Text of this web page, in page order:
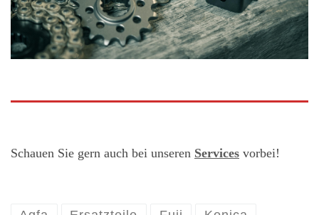
Schauen Sie gern auch bei unseren Services vorbei!